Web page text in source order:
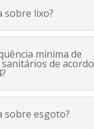
sobre lixo?
mínima de
de acordo
sobre esgoto?